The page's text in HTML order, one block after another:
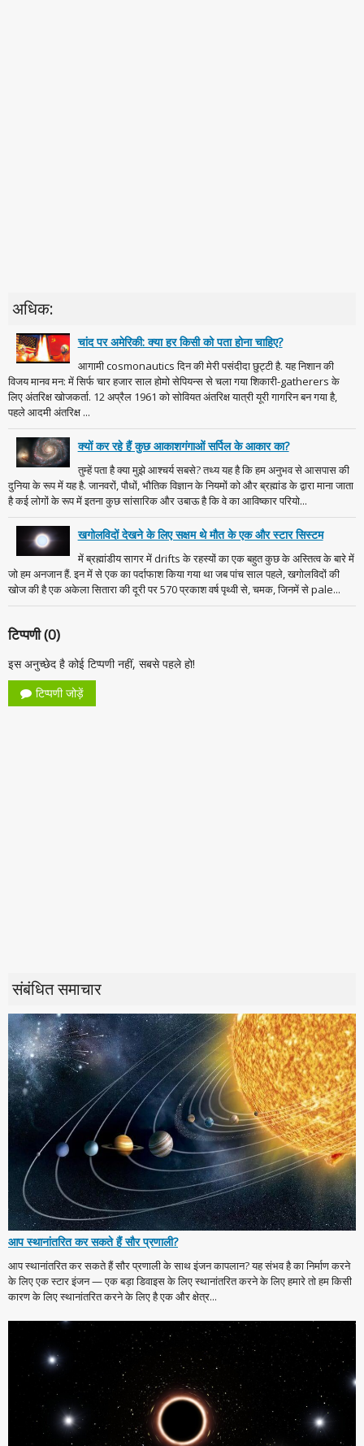
अधिक:
चांद पर अमेरिकी: क्या हर किसी को पता होना चाहिए?
आगामी cosmonautics दिन की मेरी पसंदीदा छुट्टी है. यह निशान की
विजय मानव मन: में सिर्फ चार हजार साल होमो सेपियन्स से चला गया शिकारी-gatherers के
लिए अंतरिक्ष खोजकर्ता. 12 अप्रैल 1961 को सोवियत अंतरिक्ष यात्री यूरी गागरिन बन गया है,
पहले आदमी अंतरिक्ष ...
क्यों कर रहे हैं कुछ आकाशगंगाओं सर्पिल के आकार का?
तुम्हें पता है क्या मुझे आश्चर्य सबसे? तथ्य यह है कि हम अनुभव से आसपास की
दुनिया के रूप में यह है. जानवरों, पौधों, भौतिक विज्ञान के नियमों को और ब्रह्मांड के द्वारा माना जाता
है कई लोगों के रूप में इतना कुछ सांसारिक और उबाऊ है कि वे का आविष्कार परियो...
खगोलविदों देखने के लिए सक्षम थे मौत के एक और स्टार सिस्टम
में ब्रह्मांडीय सागर में drifts के रहस्यों का एक बहुत कुछ के अस्तित्व के बारे में
जो हम अनजान हैं. इन में से एक का पर्दाफाश किया गया था जब पांच साल पहले, खगोलविदों की
खोज की है एक अकेला सितारा की दूरी पर 570 प्रकाश वर्ष पृथ्वी से, चमक, जिनमें से pale...
टिप्पणी (0)
इस अनुच्छेद है कोई टिप्पणी नहीं, सबसे पहले हो!
टिप्पणी जोड़ें
संबंधित समाचार
आप स्थानांतरित कर सकते हैं सौर प्रणाली?
आप स्थानांतरित कर सकते हैं सौर प्रणाली के साथ इंजन कापलान? यह संभव है का निर्माण करने
के लिए एक स्टार इंजन — एक बड़ा डिवाइस के लिए स्थानांतरित करने के लिए हमारे तो हम किसी
कारण के लिए स्थानांतरित करने के लिए है एक और क्षेत्र...